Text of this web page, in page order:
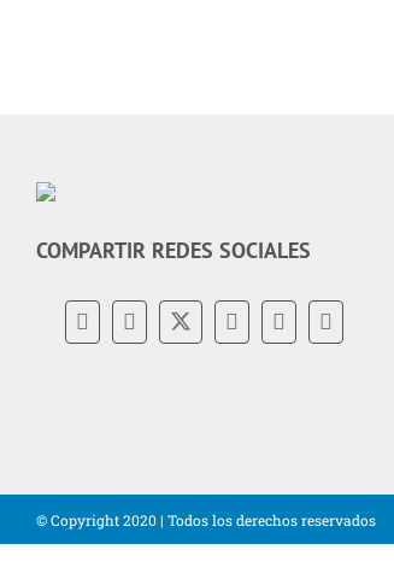
COMPARTIR REDES SOCIALES
© Copyright 2020 | Todos los derechos reservados